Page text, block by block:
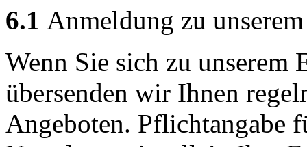
6.1 Anmeldung zu
Wenn Sie sich zu unserem
übersenden wir Ihnen
Angeboten. Pflichtangabe